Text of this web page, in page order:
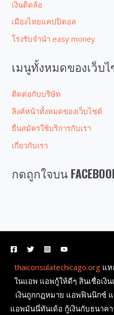
เงินติดล้อ
เมืองไทยแคปปิตอล
โรงรับจํานํา easy money
เมนูทั้งหมดของเว็บ
ติดต่อกับบริษัท
ลิงค์หน้าทั้งหมดของเว็บไซต์
ยื่นสมัครใช้บริการกับเรา
เกี่ยวกับเรา
กดถูกใจบน
thaiconsulatechicago.orgแห
ในแอพ แอพกู้ให้ดีๆ สินเชื่อเงิ
เงินถูกกฎหมาย แอพฟินนิกซ์
แอพมันนี่ทันเด้อ กู้เงินกับธนาค